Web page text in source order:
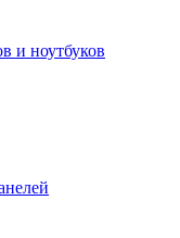
и ноутбуков